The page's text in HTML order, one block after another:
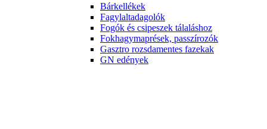
Bárkellékek
Fagylaltadagolók
Fogók és csipeszek tálaláshoz
Fokhagymaprések, passzírozók
Gasztro rozsdamentes fazekak
GN edények